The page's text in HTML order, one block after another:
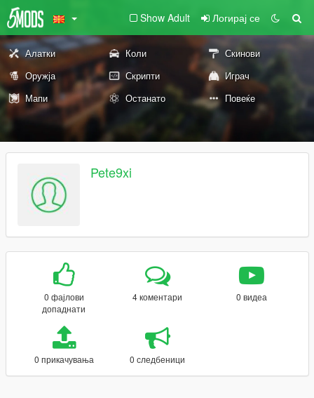
Show Adult Логирај се
Алатки Коли
Скинови
Оружја
Скрипти
Играч
Мапи
Останато Повеќе
Pete9xi
0 фајлови
допаднати
4 коментари 0 видеа
0 прикачувања 0 следбеници